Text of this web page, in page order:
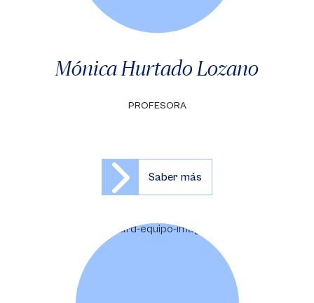
Mónica Hurtado Lozano
PROFESORA
Saber más